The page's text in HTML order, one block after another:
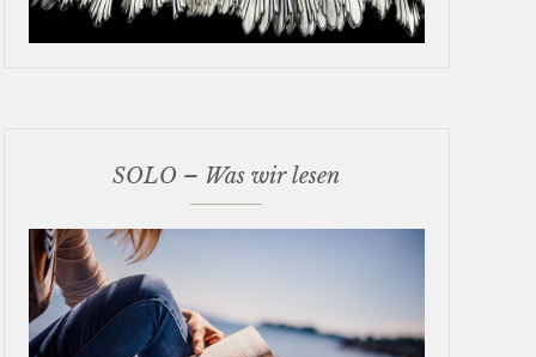
SOLO – Was wir lesen